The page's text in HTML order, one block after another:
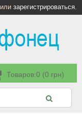
или зарегистрироваться.
Товаров:0 (0 грн)